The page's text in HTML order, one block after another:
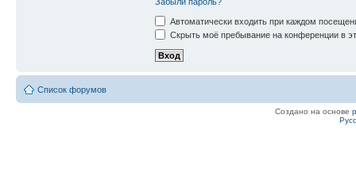
Автоматически входить при каждом
Скрыть моё пребывание на конференции в
Список форумов
Создано на основе